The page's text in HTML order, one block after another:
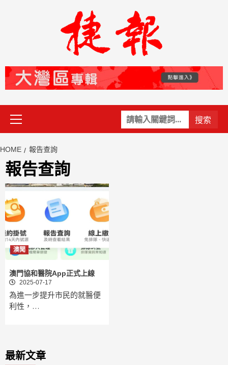
關
鍵
Primary
Menu
HOME 報告查詢
報告查詢
澳聞
澳門協和醫院App正式上線
2025-07-17
為進一步提升市民的就醫便
利性，…
最新文章